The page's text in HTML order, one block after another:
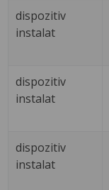
dispozitiv
instalat
dispozitiv
instalat
dispozitiv
instalat